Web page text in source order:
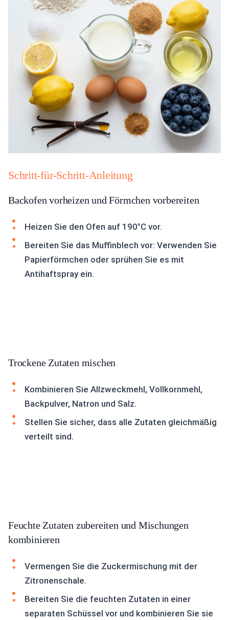
Schritt-für-Schritt-Anleitung
Backofen vorheizen und Förmchen vorbereiten
Heizen Sie den Ofen auf 190°C vor.
Bereiten Sie das Muffinblech vor: Verwenden Sie
Papierförmchen oder sprühen Sie es mit
Antihaftspray ein.
Trockene Zutaten mischen
Kombinieren Sie Allzweckmehl, Vollkornmehl,
Backpulver, Natron und Salz.
Stellen Sie sicher, dass alle Zutaten gleichmäßig
verteilt sind.
Feuchte Zutaten zubereiten und Mischungen
kombinieren
Vermengen Sie die Zuckermischung mit der
Zitronenschale.
Bereiten Sie die feuchten Zutaten in einer
separaten Schüssel vor und kombinieren Sie sie